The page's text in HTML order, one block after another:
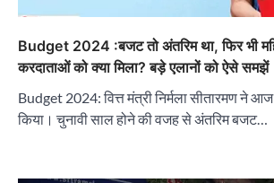
Budget 2024 :बजट तो अंतरिम था, फिर भी
करदाताओं को क्या मिला? बड़े एलानों को ऐसे समझें
Budget 2024: वित्त मंत्री निर्मला सीतारमण ने
किया। चुनावी साल होने की वजह से अंतरिम बजट…